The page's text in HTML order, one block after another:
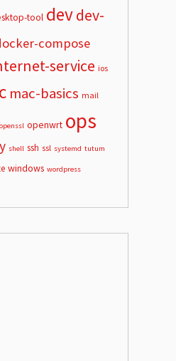
tool devdev-
compose
service ios
mac-basics mail
openssl openwrt ops
shell ssh ssl systemd tutum
windows wordpress